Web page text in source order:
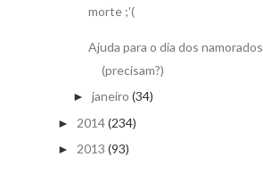
morte ;'(
Ajuda para o dia dos namorados
(precisam?)
► janeiro (34)
► 2014(234)
► 2013 (93)